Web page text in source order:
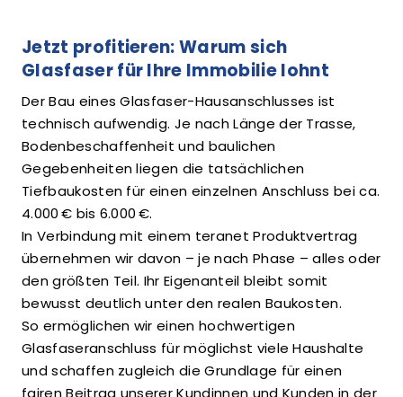
Jetzt profitieren: Warum sich
Glasfaser für Ihre Immobilie lohnt
Der Bau eines Glasfaser-Hausanschlusses ist
technisch aufwendig. Je nach Länge der Trasse,
Bodenbeschaffenheit und baulichen
Gegebenheiten liegen die tatsächlichen
Tiefbaukosten für einen einzelnen Anschluss bei ca.
4.000 € bis 6.000 €.
In Verbindung mit einem teranet Produktvertrag
übernehmen wir davon – je nach Phase – alles oder
den größten Teil. Ihr Eigenanteil bleibt somit
bewusst deutlich unter den realen Baukosten.
So ermöglichen wir einen hochwertigen
Glasfaseranschluss für möglichst viele Haushalte
und schaffen zugleich die Grundlage für einen
fairen Beitrag unserer Kundinnen und Kunden in der